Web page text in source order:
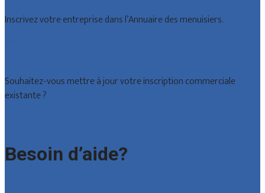
Inscrivez votre entreprise dans l’Annuaire des menuisiers.
Souhaitez-vous mettre à jour votre inscription commerciale
existante ?
Besoin d’aide?